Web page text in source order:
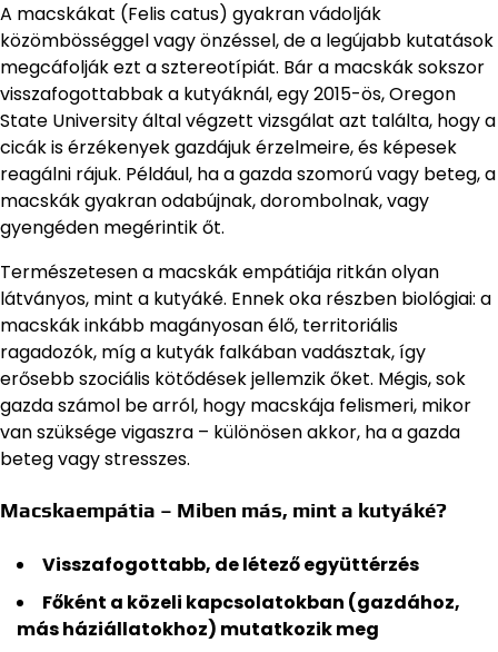
A macskákat (Felis catus) gyakran vádolják
közömbösséggel vagy önzéssel, de a legújabb kutatások
megcáfolják ezt a sztereotípiát. Bár a macskák sokszor
visszafogottabbak a kutyáknál, egy 2015-ös, Oregon
State University által végzett vizsgálat azt találta, hogy a
cicák is érzékenyek gazdájuk érzelmeire, és képesek
reagálni rájuk. Például, ha a gazda szomorú vagy beteg, a
macskák gyakran odabújnak, dorombolnak, vagy
gyengéden megérintik őt.
Természetesen a macskák empátiája ritkán olyan
látványos, mint a kutyáké. Ennek oka részben biológiai: a
macskák inkább magányosan élő, territoriális
ragadozók, míg a kutyák falkában vadásztak, így
erősebb szociális kötődések jellemzik őket. Mégis, sok
gazda számol be arról, hogy macskája felismeri, mikor
van szüksége vigaszra – különösen akkor, ha a gazda
beteg vagy stresszes.
Macskaempátia – Miben más, mint a kutyáké?
Visszafogottabb, de létező együttérzés
Főként a közeli kapcsolatokban (gazdához,
más háziállatokhoz) mutatkozik meg